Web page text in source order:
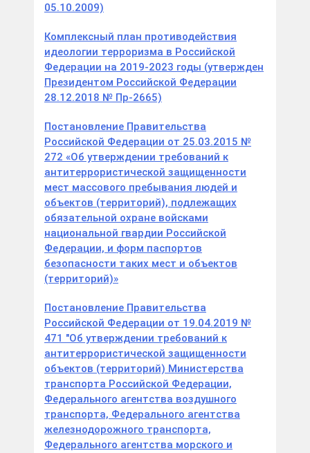
05.10.2009)
Комплексный план противодействия
идеологии терроризма в Российской
Федерации на 2019-2023 годы (утвержден
Президентом Российской Федерации
28.12.2018 № Пр-2665)
Постановление Правительства
Российской Федерации от 25.03.2015 №
272 «Об утверждении требований к
антитеррористической защищенности
мест массового пребывания людей и
объектов (территорий), подлежащих
обязательной охране войсками
национальной гвардии Российской
Федерации, и форм паспортов
безопасности таких мест и объектов
(территорий)»
Постановление Правительства
Российской Федерации от 19.04.2019 №
471 "Об утверждении требований к
антитеррористической защищенности
объектов (территорий) Министерства
транспорта Российской Федерации,
Федерального агентства воздушного
транспорта, Федерального агентства
железнодорожного транспорта,
Федерального агентства морского и